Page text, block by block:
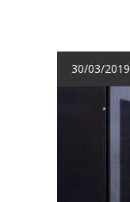
30/03/2019